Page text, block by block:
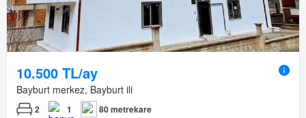
10.500 TL/ay
Bayburt merkez, Bayburt ili
2 1 80 metrekare